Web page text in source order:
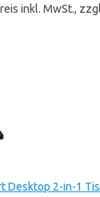
inkl. MwSt.,
Desktop 2-in-1